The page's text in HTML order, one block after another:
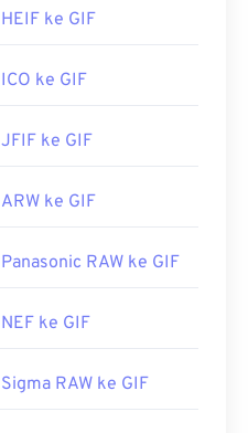
HEIF ke GIF
ICO ke GIF
JFIF ke GIF
ARW ke GIF
Panasonic RAW ke GIF
NEF ke GIF
Sigma RAW ke GIF